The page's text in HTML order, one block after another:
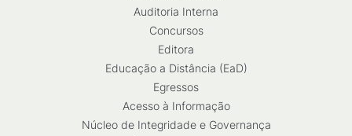
Auditoria Interna
Concursos
Editora
Educação a Distância (EaD)
Egressos
Acesso à Informação
Núcleo de Integridade e Governança